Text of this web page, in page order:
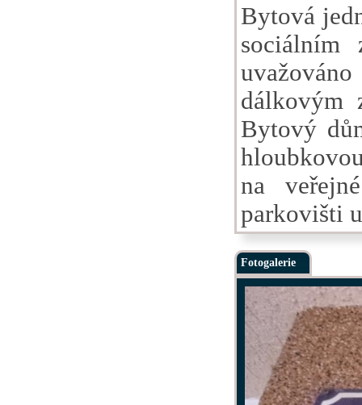
Bytová
sociálním
dálkovým
Bytový
na
parkovišti
Fotogalerie